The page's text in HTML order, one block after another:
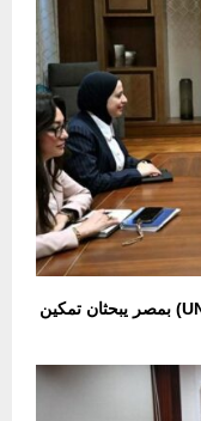
نائب رئيس الوزراء والممثلة المقيمة لـ (UNDP) بمصر يبحثان تمكين